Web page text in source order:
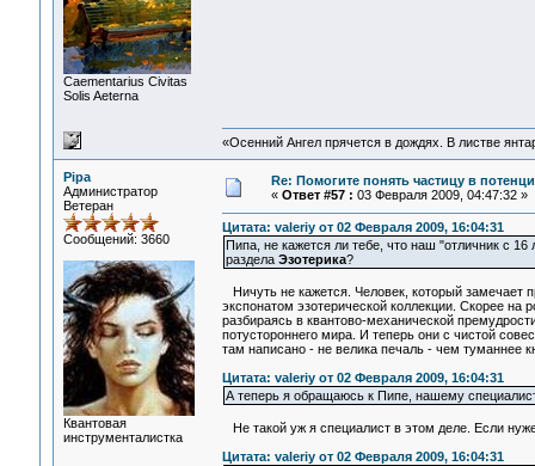
Сaementarius Civitas
Solis Aeterna
«Осенний Ангел прячется в дождях. В листве
Pipa
Администратор
Ветеран
Сообщений: 3660
Квантовая
инструменталистка
Re: Помогите понять частицу в
« Ответ #57 : 03 Февраля 2009, 04:47:32 »
Цитата: valeriy от 02 Февраля 2009, 16:04:31
Пипа, не кажется ли тебе, что наш "отличник с
раздела Эзотерика?
Ничуть не кажется. Человек, который замечает
экспонатом эзотерической коллекции. Скорее
разбираясь в квантово-механической
потустороннего мира. И теперь они с чистой
там написано - не велика печаль - чем туманнее
Цитата: valeriy от 02 Февраля 2009, 16:04:31
А теперь я обращаюсь к Пипе, нашему
Не такой уж я специалист в этом деле. Если
Цитата: valeriy от 02 Февраля 2009, 16:04:31